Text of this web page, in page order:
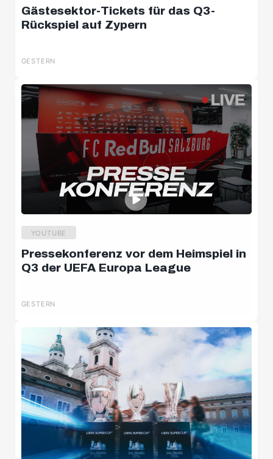
Gästesektor-Tickets für das Q3-
Rückspiel auf Zypern
GESTERN
YOUTUBE
Pressekonferenz vor dem Heimspiel in
Q3 der UEFA Europa League
GESTERN